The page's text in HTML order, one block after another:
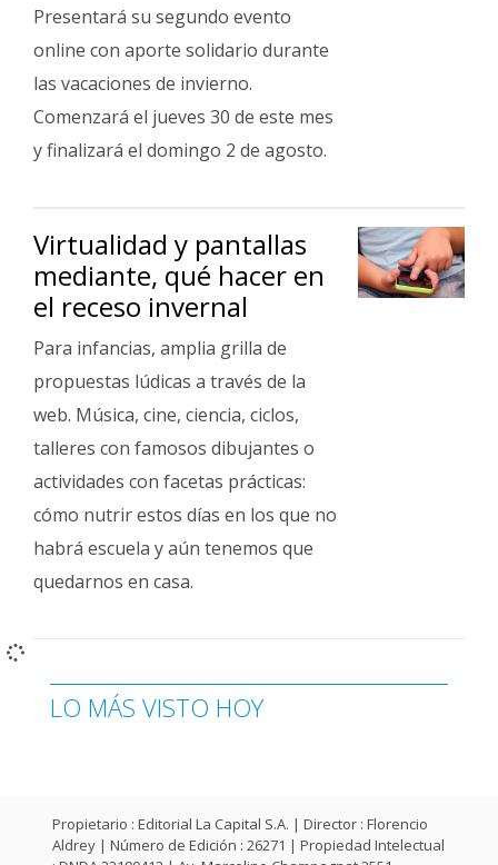
Presentará su segundo evento
online con aporte solidario durante
las vacaciones de invierno.
Comenzará el jueves 30 de este mes
y finalizará el domingo 2 de agosto.
Virtualidad y pantallas
mediante, qué hacer en
el receso invernal
Para infancias, amplia grilla de
propuestas lúdicas a través de la
web. Música, cine, ciencia, ciclos,
talleres con famosos dibujantes o
actividades con facetas prácticas:
cómo nutrir estos días en los que no
habrá escuela y aún tenemos que
quedarnos en casa.
LO MÁS VISTO HOY
Propietario : Editorial La Capital S.A. | Director : Florencio
Aldrey | Número de Edición : 26271 | Propiedad Intelectual